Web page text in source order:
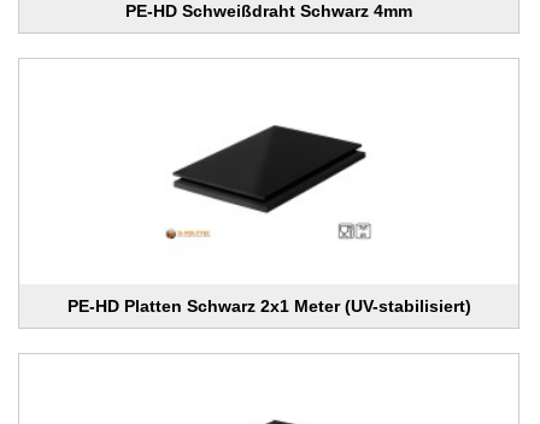
PE-HD Schweißdraht Schwarz 4mm
PE-HD Platten Schwarz 2x1 Meter (UV-stabilisiert)